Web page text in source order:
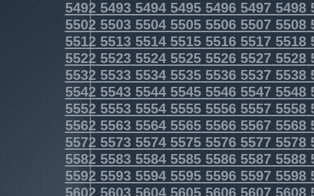
5492549354945495549654975498
5502550355045505550655075508
5512551355145515551655175518
5522552355245525552655275528
5532553355345535553655375538
5542554355445545554655475548
5552555355545555555655575558
5562556355645565556655675568
5572557355745575557655775578
5582558355845585558655875588
5592559355945595559655975598
5602560356045605560656075608